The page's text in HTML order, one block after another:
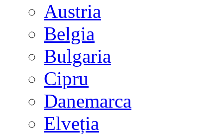
Austria
Belgia
Bulgaria
Cipru
Danemarca
Elveția